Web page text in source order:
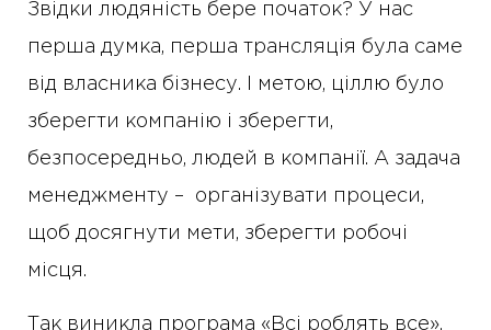
Звідки людяність бере початок? У нас
перша думка, перша трансляція була саме
від власника бізнесу. І метою, ціллю було
зберегти компанію і зберегти,
безпосередньо, людей в компанії. А задача
менеджменту – організувати процеси,
щоб досягнути мети, зберегти робочі
місця.
Так виникла програма «Всі роблять все»,